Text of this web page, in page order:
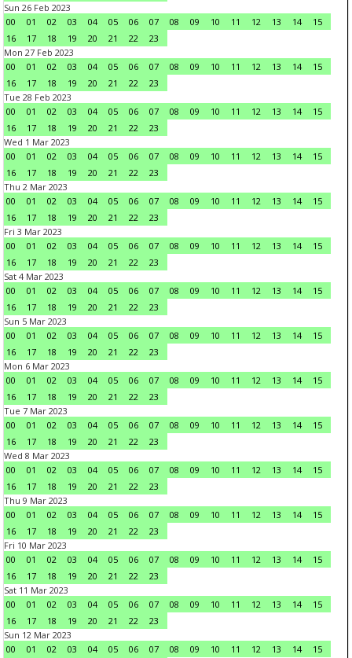
Sun 26 Feb 2023
00
01 02 03 04 05 06 07 08 09 10 11 12 13 14
15
16
17 18 19 20 21 22
23
Mon 27 Feb 2023
00
01 02 03 04 05 06 07 08 09 10 11 12 13 14
15
16
17 18 19 20 21 22
23
Tue 28 Feb 2023
00
01 02 03 04 05 06 07 08 09 10 11 12 13 14
15
16
17 18 19 20 21 22
23
Wed 1 Mar 2023
00
01 02 03 04 05 06 07 08 09 10 11 12 13 14
15
16
17 18 19 20 21 22
23
Thu 2 Mar 2023
00
01 02 03 04 05 06 07 08 09 10 11 12 13 14
15
16
17 18 19 20 21 22
23
Fri 3 Mar 2023
00
01 02 03 04 05 06 07 08 09 10 11 12 13 14
15
16
17 18 19 20 21 22
23
Sat 4 Mar 2023
00
01 02 03 04 05 06 07 08 09 10 11 12 13 14
15
16
17 18 19 20 21 22
23
Sun 5 Mar 2023
00
01 02 03 04 05 06 07 08 09 10 11 12 13 14
15
16
17 18 19 20 21 22
23
Mon 6 Mar 2023
00
01 02 03 04 05 06 07 08 09 10 11 12 13 14
15
16
17 18 19 20 21 22
23
Tue 7 Mar 2023
00
01 02 03 04 05 06 07 08 09 10 11 12 13 14
15
16
17 18 19 20 21 22
23
Wed 8 Mar 2023
00
01 02 03 04 05 06 07 08 09 10 11 12 13 14
15
16
17 18 19 20 21 22
23
Thu 9 Mar 2023
00
01 02 03 04 05 06 07 08 09 10 11 12 13 14
15
16
17 18 19 20 21 22
23
Fri 10 Mar 2023
00
01 02 03 04 05 06 07 08 09 10 11 12 13 14
15
16
17 18 19 20 21 22
23
Sat 11 Mar 2023
00
01 02 03 04 05 06 07 08 09 10 11 12 13 14
15
16
17 18 19 20 21 22
23
Sun 12 Mar 2023
00
01 02 03 04 05 06 07 08 09 10 11 12 13 14 15